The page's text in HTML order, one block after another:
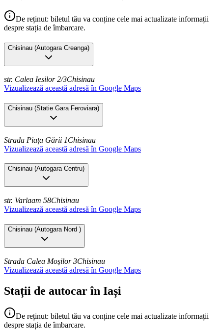
De reținut: biletul tău va conține cele mai actualizate informații
despre stația de îmbarcare.
Chisinau (Autogara Creanga)
str. Calea Iesilor 2/3Chisinau
Vizualizează această adresă în Google Maps
Chisinau (Statie Gara Feroviara)
Strada Piața Gării 1Chisinau
Vizualizează această adresă în Google Maps
Chisinau (Autogara Centru)
str. Varlaam 58Chisinau
Vizualizează această adresă în Google Maps
Chisinau (Autogara Nord )
Strada Calea Moşilor 3Chisinau
Vizualizează această adresă în Google Maps
Stații de autocar în Iași
De reținut: biletul tău va conține cele mai actualizate informații
despre stația de îmbarcare.